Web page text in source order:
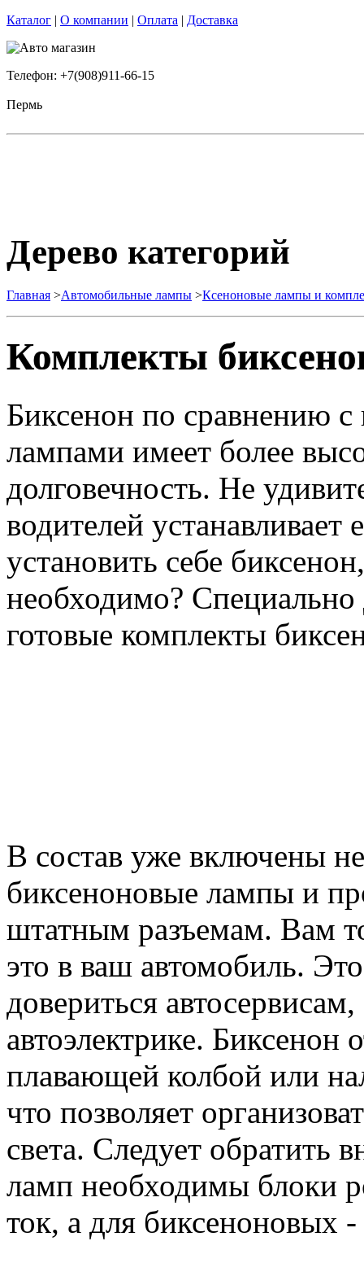
Каталог | О компании | Оплата | Доставка
Телефон: +7(908)911-66-15
Пермь
Дерево категорий
Главная >Автомобильные лампы >Ксеноновые лампы и
Комплекты
Биксенон по сравнению
лампами имеет более
долговечность. Не
водителей
установить себе
необходимо?
готовые комплекты
В состав уже включены
биксеноновые лампы и
штатным разъемам. Вам
это в ваш автомобиль.
довериться
автоэлектрике. Биксенон
плавающей колбой или
что позволяет
света. Следует обратить
ламп необходимы блоки
ток, а для биксеноновых